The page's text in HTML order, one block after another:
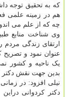
که به تحقیق توجه
هم در زمینه علمی
چه که از علم می
وی شناخت منابع
ارتقای زندگی
عنوان نمود و
یک ناحیه و کشور
بدین جهت نقش دکتر
نیلی افزود: در
دکتر کردوانی